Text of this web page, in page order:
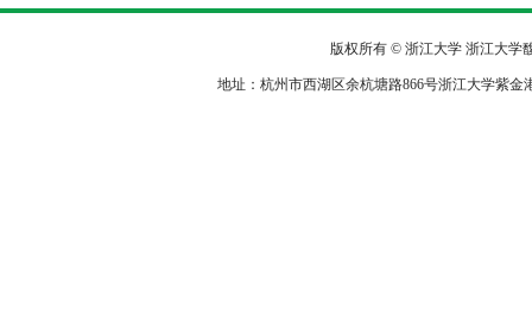
版权所有 © 浙江大学 浙江大学
地址：杭州市西湖区余杭塘路866号浙江大学紫金